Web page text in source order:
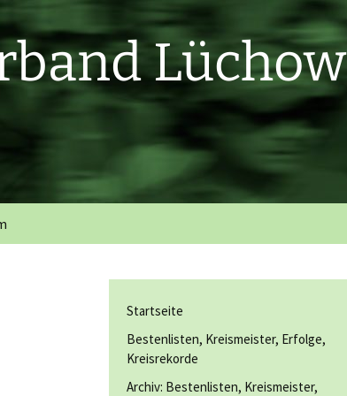
Lüchow
Startseite
Bestenlisten, Kreismeister, Erfolge,
Kreisrekorde
Archiv: Bestenlisten, Kreismeister,